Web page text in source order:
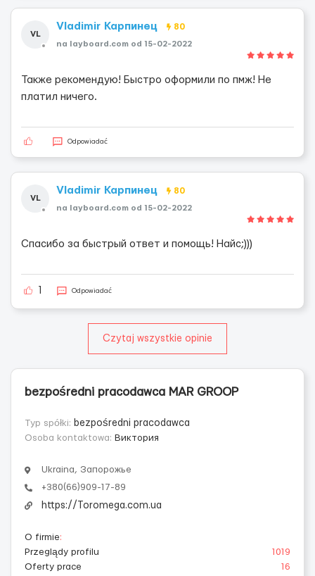
VL
Vladimir Карпинец 80
na layboard.com od 15-02-2022
Также рекомендую! Быстро оформили по пмж! Не
платил ничего.
Odpowiadać
VL
Vladimir Карпинец 80
na layboard.com od 15-02-2022
Спасибо за быстрый ответ и помощь! Найс;)))
Odpowiadać
Czytaj wszystkie opinie
bezpośredni pracodawca MAR GROOP
Typ spółki: bezpośredni pracodawca
Osoba kontaktowa: Виктория
Ukraina, Запорожье
+380(66)909-17-89
https://Toromega.com.ua
O firmie:
Przeglądy profilu
1019
Oferty prace
16